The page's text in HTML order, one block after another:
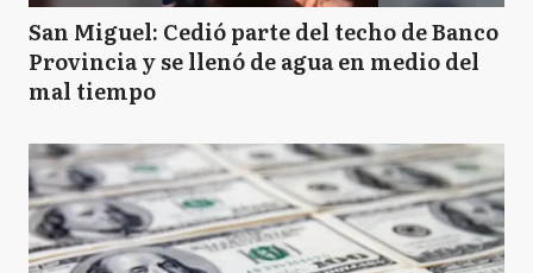
San Miguel: Cedió parte del techo de Banco
Provincia y se llenó de agua en medio del
mal tiempo